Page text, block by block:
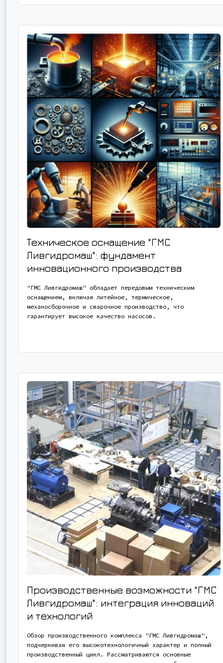
Техническое оснащение "ГМС
Ливгидромаш": фундамент
инновационного производства
"ГМС Ливгидромаш" обладает передовым техническим
оснащением, включая литейное, термическое,
механосборочное и сварочное производство, что
гарантирует высокое качество насосов.
Производственные возможности "ГМС
Ливгидромаш": интеграция инноваций
и технологий
Обзор производственного комплекса "ГМС Ливгидромаш",
подчеркивая его высокотехнологичный характер и полный
производственный цикл. Рассматриваются основные